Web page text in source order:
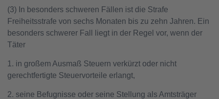
(3) In besonders schweren Fällen ist die Strafe
Freiheitsstrafe von sechs Monaten bis zu zehn Jahren. Ein
besonders schwerer Fall liegt in der Regel vor, wenn der
Täter
1. in großem Ausmaß Steuern verkürzt oder nicht
gerechtfertigte Steuervorteile erlangt,
2. seine Befugnisse oder seine Stellung als Amtsträger